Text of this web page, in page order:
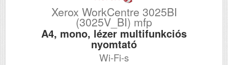
Xerox WorkCentre 3025BI
(3025V_BI) mfp
A4, mono, lézer multifunkciós
nyomtató
Wi-Fi-s